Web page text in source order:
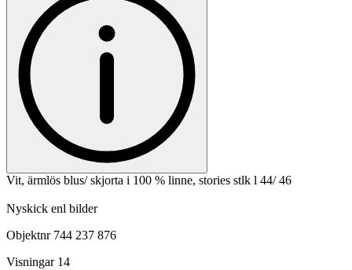
Vit, ärmlös blus/ skjorta i 100 % linne, stories stlk l 44/ 46
Nyskick enl bilder
Objektnr 744 237 876
Visningar 14